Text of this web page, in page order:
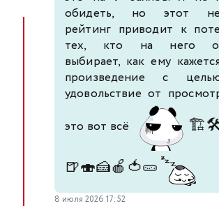
обидеть, но этот
рейтинг приводит к
тех, кто на него
выбирает, как ему
произведение с
удовольствие от
это вот всё
🏗️
🍺🍣🍰🍎 🍅🥒
8 июля 2026 17:52